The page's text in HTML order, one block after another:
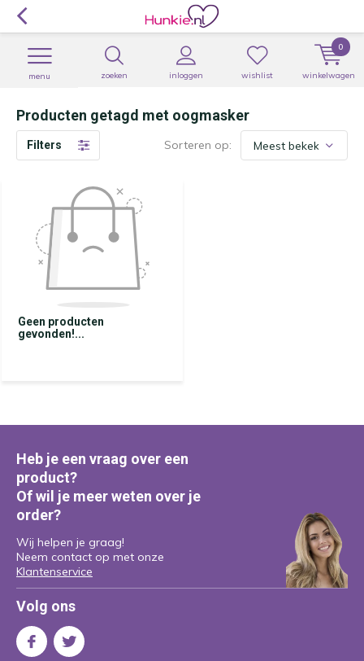
zoeken inloggen
menu wishlist winkelwagen
0
Producten getagd met oogmasker
Filters Sorteren op:
Geen producten
gevonden!...
Heb je een vraag over een
product?
Of wil je meer weten over je
order?
Wij helpen je graag!
Neem contact op met onze
Klantenservice
Volg ons